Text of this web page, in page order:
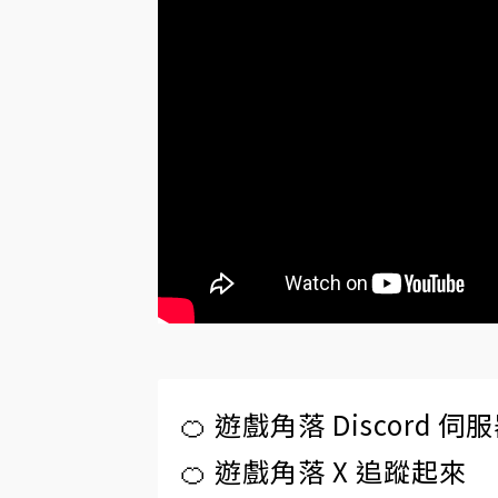
🍊 遊戲角落 Discord 伺服
🍊 遊戲角落 X 追蹤起來